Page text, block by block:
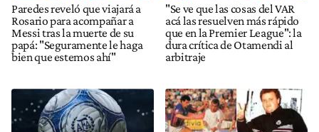
Paredes reveló que viajará a
Rosario para acompañar a
Messi tras la muerte de su
papá: "Seguramente le haga
bien que estemos ahí"
"Se ve que las cosas del VAR
acá las resuelven más rápido
que en la Premier League": la
dura crítica de Otamendi al
arbitraje